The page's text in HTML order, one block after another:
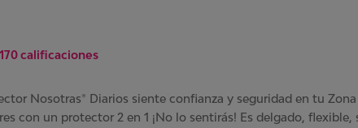
170 calificaciones
Nosotras® Diarios siente confianza y seguridad en tu
con un protector 2 en 1 ¡No lo sentirás! Es delgado, flexible,